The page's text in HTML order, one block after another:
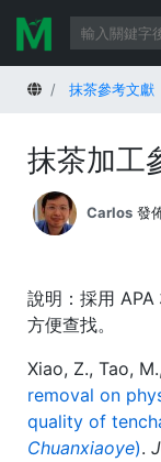
首頁 抹茶參考文獻
抹茶加工
Carlos 發
說明：採用
方便查找。
Xiao, Z., Tao,
removal on
quality of
Chuanxiaoye).